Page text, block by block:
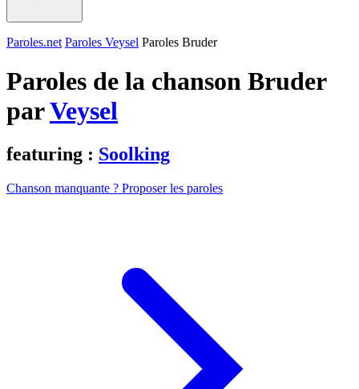
Paroles.net Paroles Veysel Paroles Bruder
Paroles de la chanson Bruder
parVeysel
featuring : Soolking
Chanson manquante ? Proposer les paroles